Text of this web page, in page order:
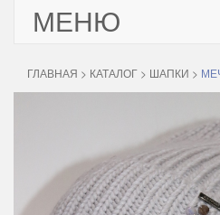
МЕНЮ
ГЛАВНАЯ > КАТАЛОГ > ШАПКИ >